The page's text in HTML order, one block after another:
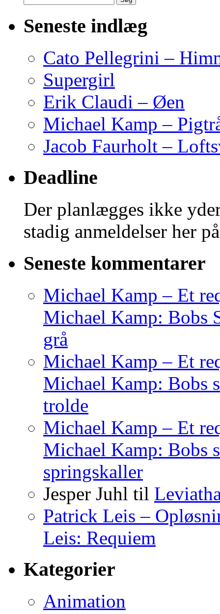
efter:
Seneste indlæg
Cato Pellegrini –
Supergirl
Erik Claudi – Øen
Michael Kamp –
Jacob Faurholt –
Deadline
Der planlægges ikke
stadig anmeldelser her
Seneste kommentarer
Michael Kamp – Et
Michael Kamp: Bobs
grå
Michael Kamp – Et
Michael Kamp: Bobs
trolde
Michael Kamp – Et
Michael Kamp: Bobs
springskaller
Jesper Juhl til
Patrick Leis –
Leis: Requiem
Kategorier
Animation